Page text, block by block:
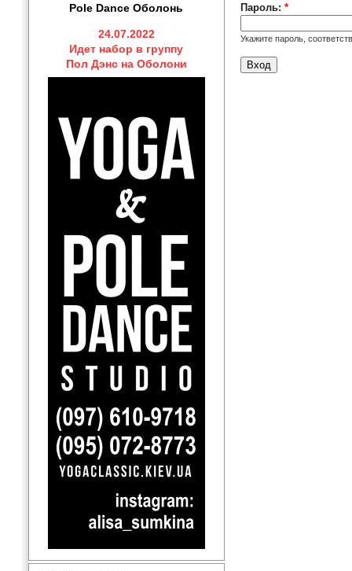
Pole Dance Оболонь
24.07.2022
Идет набор в группу
Пол Дэнс на Оболони
Пароль: *
Укажите пароль,